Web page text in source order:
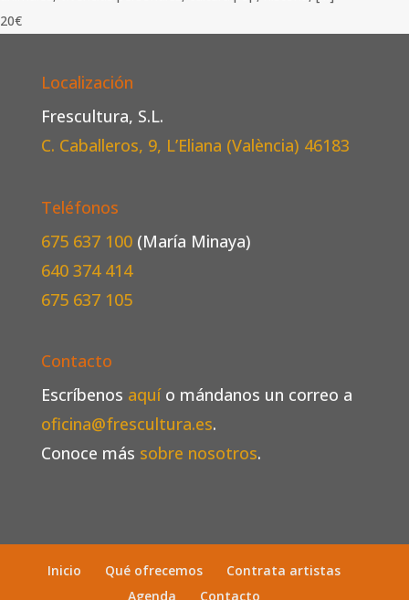
20€
Localización
Frescultura, S.L.
C. Caballeros, 9, L’Eliana (València) 46183
Teléfonos
675 637 100 (María Minaya)
640 374 414
675 637 105
Contacto
Escríbenos aquío mándanos un correo a
oficina@frescultura.es.
Conoce más sobre nosotros.
Inicio Qué ofrecemos
Contrata artistas
Agenda
Contacto